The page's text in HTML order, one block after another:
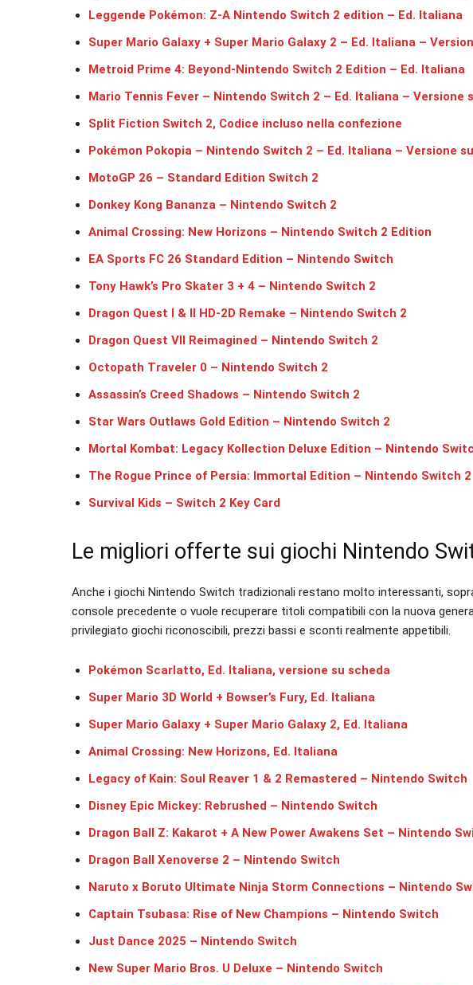
Leggende Pokémon: Z-A Nintendo Switch 2 edition – Ed. Italiana
Super Mario Galaxy + Super Mario Galaxy 2 – Ed. Italiana –
Metroid Prime 4: Beyond-Nintendo Switch 2 Edition – Ed. Italiana
Mario Tennis Fever – Nintendo Switch 2 – Ed. Italiana – Versione
Split Fiction Switch 2, Codice incluso nella confezione
Pokémon Pokopia – Nintendo Switch 2 – Ed. Italiana – Versione
MotoGP 26 – Standard Edition Switch 2
Donkey Kong Bananza – Nintendo Switch 2
Animal Crossing: New Horizons – Nintendo Switch 2 Edition
EA Sports FC 26 Standard Edition – Nintendo Switch
Tony Hawk’s Pro Skater 3 + 4 – Nintendo Switch 2
Dragon Quest I & II HD-2D Remake – Nintendo Switch 2
Dragon Quest VII Reimagined – Nintendo Switch 2
Octopath Traveler 0 – Nintendo Switch 2
Assassin’s Creed Shadows – Nintendo Switch 2
Star Wars Outlaws Gold Edition – Nintendo Switch 2
Mortal Kombat: Legacy Kollection Deluxe Edition – Nintendo
The Rogue Prince of Persia: Immortal Edition – Nintendo Switch 2
Survival Kids – Switch 2 Key Card
Le migliori offerte sui giochi Nintendo
Anche i giochi Nintendo Switch tradizionali restano molto interessanti,
console precedente o vuole recuperare titoli compatibili con la nuova
privilegiato giochi riconoscibili, prezzi bassi e sconti realmente appetibili.
Pokémon Scarlatto, Ed. Italiana, versione su scheda
Super Mario 3D World + Bowser’s Fury, Ed. Italiana
Super Mario Galaxy + Super Mario Galaxy 2, Ed. Italiana
Animal Crossing: New Horizons, Ed. Italiana
Legacy of Kain: Soul Reaver 1 & 2 Remastered – Nintendo Switch
Disney Epic Mickey: Rebrushed – Nintendo Switch
Dragon Ball Z: Kakarot + A New Power Awakens Set – Nintendo
Dragon Ball Xenoverse 2 – Nintendo Switch
Naruto x Boruto Ultimate Ninja Storm Connections – Nintendo
Captain Tsubasa: Rise of New Champions – Nintendo Switch
Just Dance 2025 – Nintendo Switch
New Super Mario Bros. U Deluxe – Nintendo Switch